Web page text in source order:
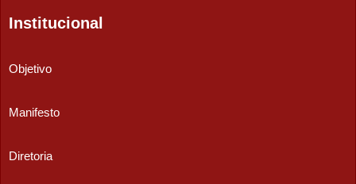
Institucional
Objetivo
Manifesto
Diretoria